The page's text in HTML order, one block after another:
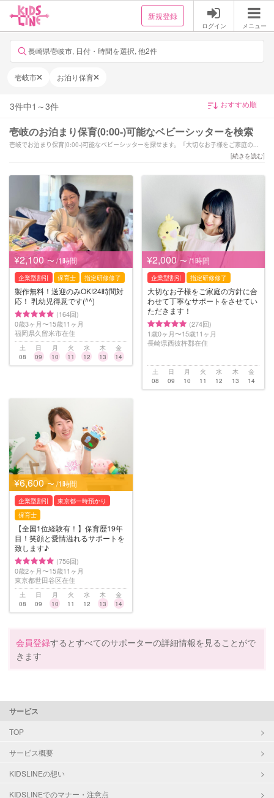
新規登録
ログイン メニュー
長崎県壱岐市, 日付・時間を選択, 他2件
壱岐市 お泊り保育
3件中1 ～3件
壱岐のお泊まり保育(0:00-)可能なベビーシッターを検索
壱岐でお泊まり保育(0:00-)可能なベビーシッターを探せます。「大切なお子様をご家庭の方
針に合わせて丁寧なサポートをさせていただきます！」「【全国1位経験有！】保育歴19年
乳幼児得意です(^^)」などの強みを持つシッターが対応いたします。壱岐で様々なスキルを持
ったサポーターの中から、ご予算や依頼内容に合わせて選んでいただけます。
[続きを読む]
¥2,100 〜 /1時間
企業型割引 保育士 指定研修修了
製作無料！送迎のみOK!24時間対
応！ 乳幼児得意です(^^)
(164回)
0歳3ヶ月〜15歳11ヶ月
福岡県久留米市在住
土
08
日
09
月
10
火
11
水
12
木
13
金
14
¥2,000 〜 /1時間
企業型割引 指定研修修了
大切なお子様をご家庭の方針に合
わせて丁寧なサポートをさせてい
ただきます！
(274回)
1歳0ヶ月〜15歳11ヶ月
長崎県西彼杵郡在住
土
08
日
09
月
10
火
11
水
12
木
13
金
14
¥6,600 〜 /1時間
企業型割引
東京都一時預かり
保育士
【全国1位経験有！】保育歴19年
目！笑顔と愛情溢れるサポートを
致します♪
(756回)
0歳2ヶ月〜15歳11ヶ月
東京都世田谷区在住
土
08
日
09
月
10
火
11
水
12
木
13
金
14
会員登録するとすべてのサポーターの詳細情報を見ることがで
きます
サービス
TOP
サービス概要
KIDSLINEの想い
KIDSLINEでのマナー・注意点